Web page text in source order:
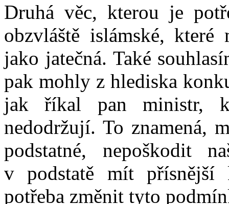
Druhá věc, kterou je
obzvláště islámské,
jako jatečná. Také
pak mohly z hlediska
jak říkal pan ministr,
nedodržují. To znamená,
podstatné, nepoškodit
v podstatě mít přísnější
potřeba změnit tyto